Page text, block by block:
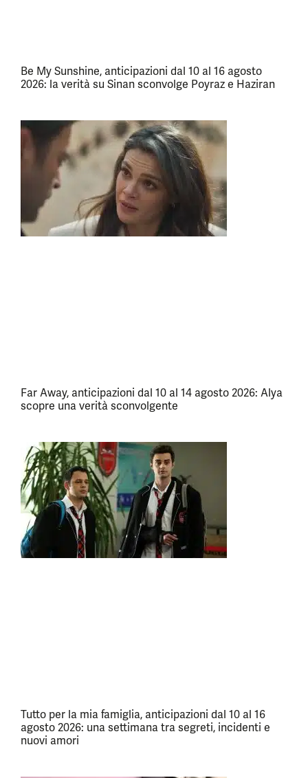
Be My Sunshine, anticipazioni dal 10 al 16 agosto
2026: la verità su Sinan sconvolge Poyraz e Haziran
Far Away, anticipazioni dal 10 al 14 agosto 2026: Alya
scopre una verità sconvolgente
Tutto per la mia famiglia, anticipazioni dal 10 al 16
agosto 2026: una settimana tra segreti, incidenti e
nuovi amori